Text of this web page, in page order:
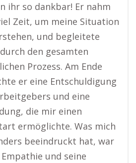
ihr so dankbar! Er nahm
Zeit, um meine Situation
und begleitete
den gesamten
Prozess. Am Ende
er eine Entschuldigung
und eine
die mir einen
ermöglichte. Was mich
beeindruckt hat, war
und seine